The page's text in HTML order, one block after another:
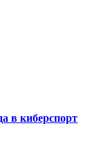
в киберспорт